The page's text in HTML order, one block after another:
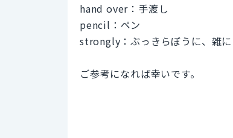
hand over：手渡し
pencil：ペン
strongly：ぶっきらぼうに、雑に
ご参考になれば幸いです。